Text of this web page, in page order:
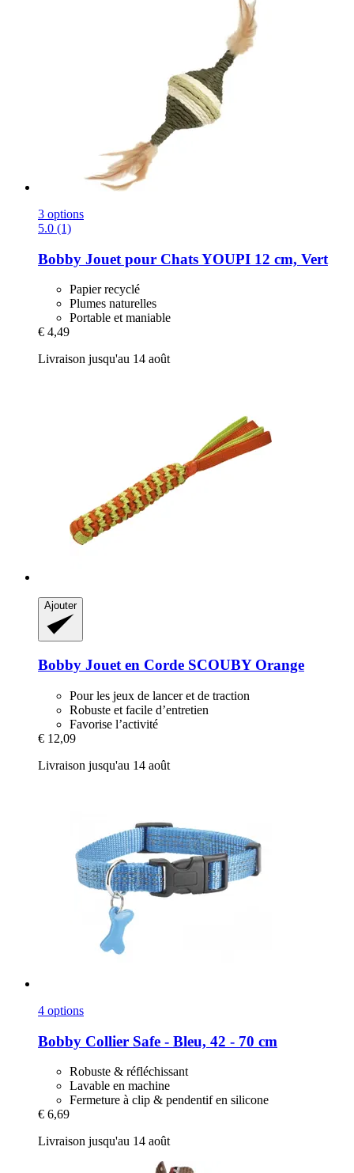
3 options
5.0 (1)
Bobby Jouet pour Chats YOUPI 12 cm, Vert
Papier recyclé
Plumes naturelles
Portable et maniable
€ 4,49
Livraison jusqu'au 14 août
Ajouter
Bobby Jouet en Corde SCOUBY Orange
Pour les jeux de lancer et de traction
Robuste et facile d’entretien
Favorise l’activité
€ 12,09
Livraison jusqu'au 14 août
4 options
Bobby Collier Safe -​ Bleu, 42 -​ 70 cm
Robuste & réfléchissant
Lavable en machine
Fermeture à clip & pendentif en silicone
€ 6,69
Livraison jusqu'au 14 août